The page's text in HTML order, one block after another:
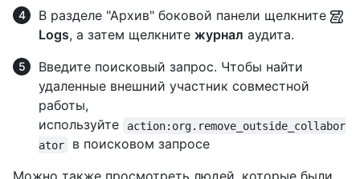
В разделе "Архив" боковой панели щелкните
Logs, а затем щелкните журнал аудита.
Введите поисковый запрос. Чтобы найти
удаленные внешний участник совместной
работы,
используйте
action:org.remove_outside_collabor
ator
в поисковом запросе